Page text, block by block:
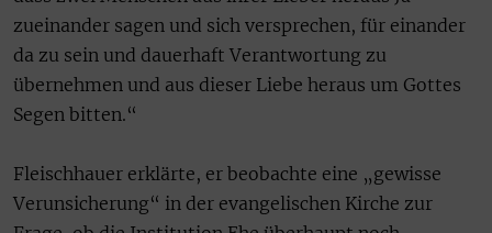
zueinander sagen und sich versprechen, für einander
da zu sein und dauerhaft Verantwortung zu
übernehmen und aus dieser Liebe heraus um Gottes
Segen bitten.“
Fleischhauer erklärte, er beobachte eine „gewisse
Verunsicherung“ in der evangelischen Kirche zur